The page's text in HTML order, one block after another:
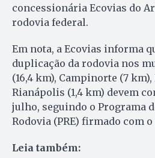
concessionária Ecovias do
rodovia federal.
Em nota, a Ecovias informa
duplicação da rodovia nos
(16,4 km), Campinorte (7
Rianápolis (1,4 km) devem
julho, seguindo o Programa
Rodovia (PRE) firmado com
Leia também: